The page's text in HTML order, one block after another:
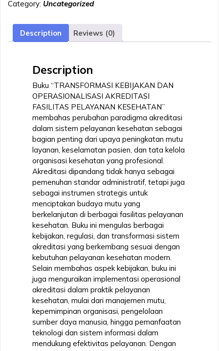
OPERASIONALISASI
PELAYANAN
KESEHATAN
Category: Uncategorized
Description Reviews (0)
Description
Buku “TRANSFORMASI KEBIJAKAN DAN
OPERASIONALISASI AKREDITASI
FASILITAS PELAYANAN KESEHATAN”
membahas perubahan paradigma akreditasi
dalam sistem pelayanan kesehatan sebagai
bagian penting dari upaya peningkatan mutu
layanan, keselamatan pasien, dan tata kelola
organisasi kesehatan yang profesional.
Akreditasi dipandang tidak hanya sebagai
pemenuhan standar administratif, tetapi juga
sebagai instrumen strategis untuk
menciptakan budaya mutu yang
berkelanjutan di berbagai fasilitas pelayanan
kesehatan. Buku ini mengulas berbagai
kebijakan, regulasi, dan transformasi sistem
akreditasi yang berkembang sesuai dengan
kebutuhan pelayanan kesehatan modern.
Selain membahas aspek kebijakan, buku ini
juga menguraikan implementasi operasional
akreditasi dalam praktik pelayanan
kesehatan, mulai dari manajemen mutu,
kepemimpinan organisasi, pengelolaan
sumber daya manusia, hingga pemanfaatan
teknologi dan sistem informasi dalam
mendukung efektivitas pelayanan. Dengan